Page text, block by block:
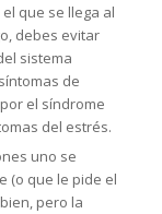
que se llega al
debes evitar
sistema
de
el síndrome
del estrés.
uno se
(o que le pide el
pero la